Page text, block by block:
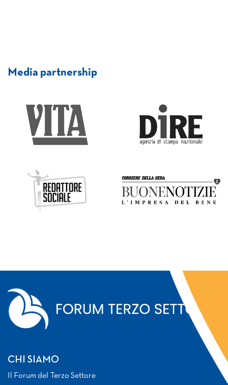
Media partnership
CHI SIAMO
Il Forum del Terzo Settore